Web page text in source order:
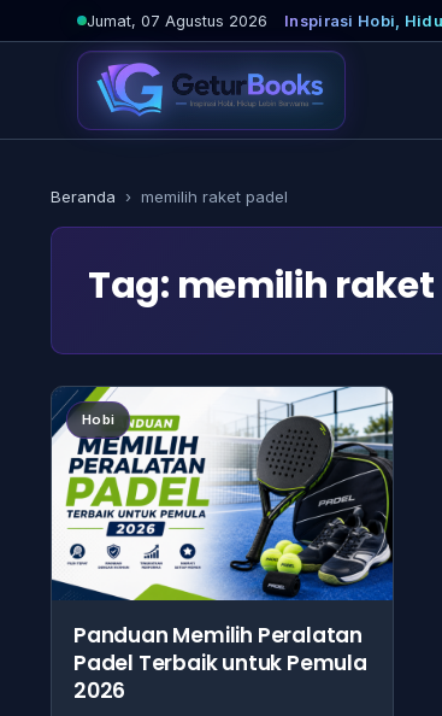
ke
Jumat, 07 Agustus 2026 Inspirasi Hobi,
Beranda › memilih raket padel
Tag: memilih
Hobi
Panduan Memilih Peralatan
Padel Terbaik untuk Pemula
2026